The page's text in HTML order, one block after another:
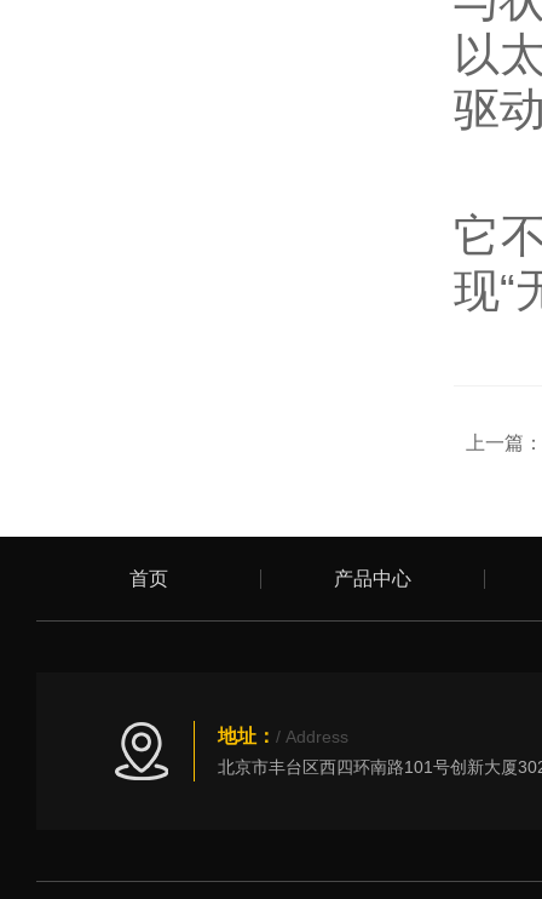
以
驱
它
现“
上一篇：
首页 产品中心
地址： / Address